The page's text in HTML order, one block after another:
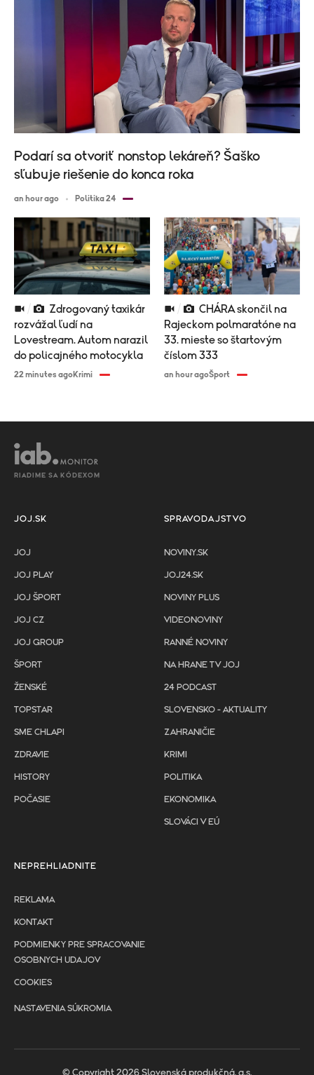
rozvážal ľudí na
Lovestream. Autom narazil
do policajného motocykla
22 minutes agoKrimi
Rajeckom polmaratóne na
33. mieste so štartovým
číslom 333
an hour agoŠport
Podarí sa otvoriť nonstop lekáreň? Šaško
sľubuje riešenie do konca roka
an hour ago Politika 24
RIADIME SA KÓDEXOM
JOJ.SK
JOJ
JOJ PLAY
JOJ ŠPORT
JOJ CZ
JOJ GROUP
ŠPORT
ŽENSKÉ
TOPSTAR
SME CHLAPI
ZDRAVIE
HISTORY
POČASIE
SPRAVODAJSTVO
NOVINY.SK
JOJ24.SK
NOVINY PLUS
VIDEONOVINY
RANNÉ NOVINY
NA HRANE TV JOJ
24 PODCAST
SLOVENSKO - AKTUALITY
ZAHRANIČIE
KRIMI
POLITIKA
EKONOMIKA
SLOVÁCI V EÚ
NEPREHLIADNITE
REKLAMA
KONTAKT
PODMIENKY PRE SPRACOVANIE
OSOBNYCH UDAJOV
COOKIES
NASTAVENIA SÚKROMIA
© Copyright 2026 Slovenská produkčná, a.s.